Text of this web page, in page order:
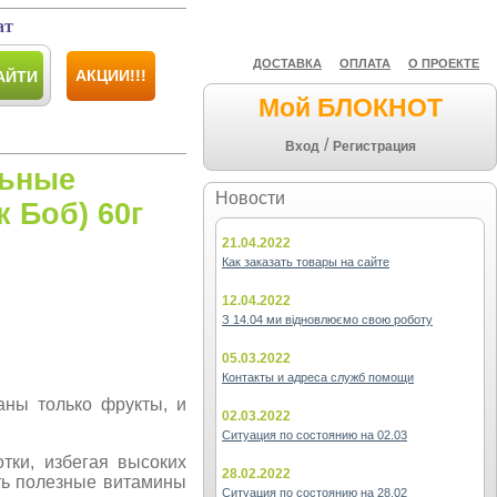
ДОСТАВКА ОПЛАТА О ПРОЕКТЕ
Мой БЛОКНОТ
Вход / Регистрация
Новости
21.04.2022
Как заказать товары на сайте
12.04.2022
З 14.04 ми відновлюємо свою роботу
05.03.2022
Контакты и адреса служб помощи
02.03.2022
Ситуация по состоянию на 02.03
28.02.2022
Ситуация по состоянию на 28.02
АКЦИИ!!!
Боб) 60г
только фрукты, и
избегая высоких
полезные витамины